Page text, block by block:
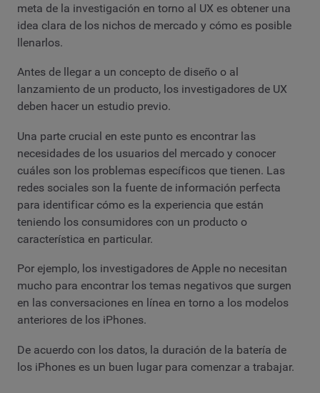
meta de la investigación en torno al UX es obtener una
idea clara de los nichos de mercado y cómo es posible
llenarlos.
Antes de llegar a un concepto de diseño o al
lanzamiento de un producto, los investigadores de UX
deben hacer un estudio previo.
Una parte crucial en este punto es encontrar las
necesidades de los usuarios del mercado y conocer
cuáles son los problemas específicos que tienen. Las
redes sociales son la fuente de información perfecta
para identificar cómo es la experiencia que están
teniendo los consumidores con un producto o
característica en particular.
Por ejemplo, los investigadores de Apple no necesitan
mucho para encontrar los temas negativos que surgen
en las conversaciones en línea en torno a los modelos
anteriores de los iPhones.
De acuerdo con los datos, la duración de la batería de
los iPhones es un buen lugar para comenzar a trabajar.